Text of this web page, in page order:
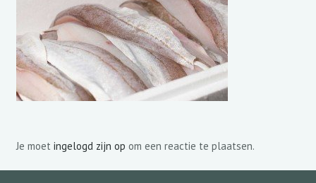
Je moet ingelogd zijn op om een reactie te plaatsen.